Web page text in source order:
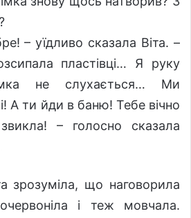
– уїдливо сказала Віта. –
пластівці… Я руку
не слухається… Ми
А ти йди в баню! Тебе вічно
– голосно сказала
зрозуміла, що наговорила
і теж мовчала.